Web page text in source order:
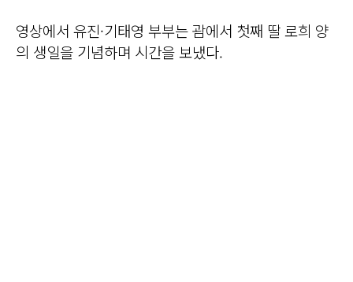
영상에서 유진·기태영 부부는 괌에서 첫째 딸 로희 양
의 생일을 기념하며 시간을 보냈다.